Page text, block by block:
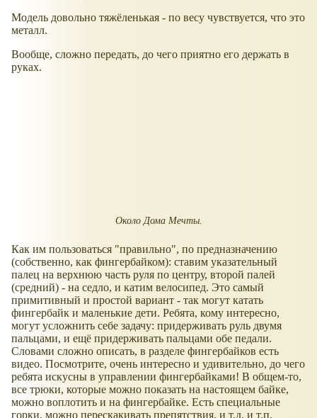
Модель довольно тяжёленькая - по весу чувствуется, что это
металл.
Вообще, сложно передать, до чего приятно его держать в
руках.
Около Дома Мечты.
Как им пользоваться "правильно", по предназначению
(собственно, как фингербайком): ставим указательный
палец на верхнюю часть руля по центру, второй палей
(средний) - на седло, и катим велосипед. Это самый
примитивный и простой вариант - так могут катать
фингербайк и маленькие дети. Ребята, кому интересно,
могут усложнить себе задачу: придерживать руль двумя
пальцами, и ещё придерживать пальцами обе педали.
Словами сложно описать, в разделе фингербайков есть
видео. Посмотрите, очень интересно и удивительно, до чего
ребята искусны в управлении фингербайками! В общем-то,
все трюки, которые можно показать на настоящем байке,
можно воплотить и на фингербайке. Есть специальные
горки, можно перескакивать препятствия, и т.д. и т.п.